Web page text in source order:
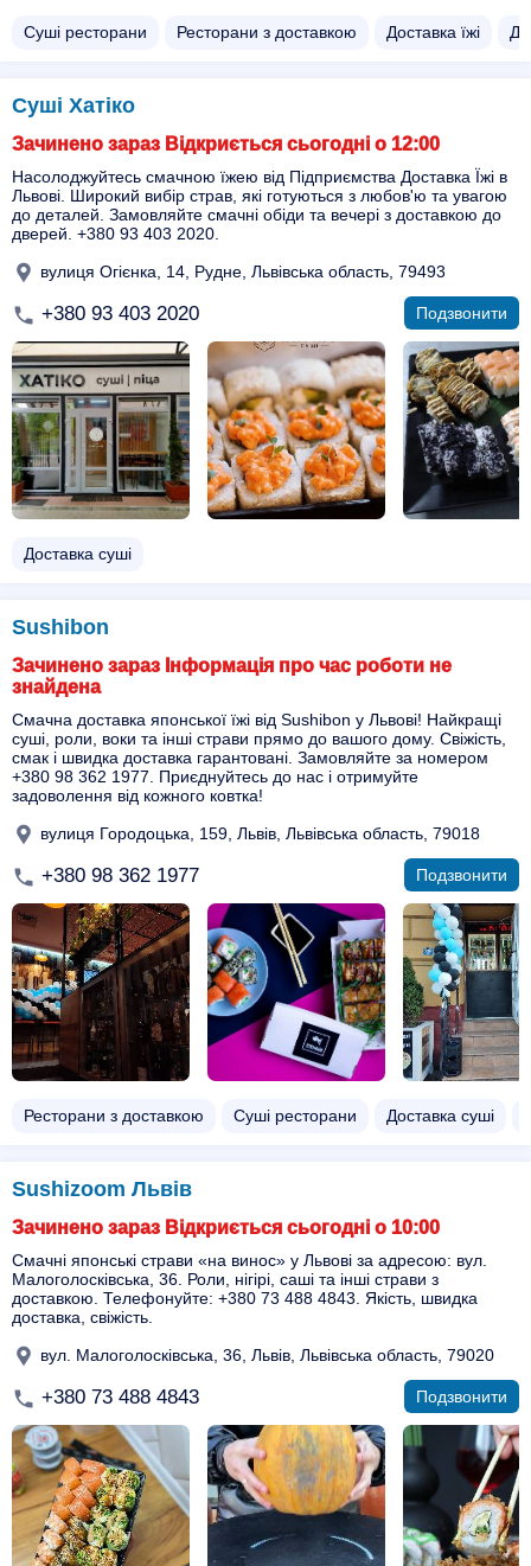
Суші ресторани Ресторани з доставкою Доставка їжі
Суші Хатіко
Зачинено зараз Відкриється сьогодні о 12:00
Насолоджуйтесь смачною їжею від Підприємства Доставка Їжі в
Львові. Широкий вибір страв, які готуються з любов'ю та увагою
до деталей. Замовляйте смачні обіди та вечері з доставкою до
дверей. +380 93 403 2020.
вулиця Огієнка, 14, Рудне, Львівська область, 79493
+380 93 403 2020 Подзвонити
Доставка суші
Sushibon
Зачинено зараз Інформація про час роботи не
знайдена
Смачна доставка японської їжі від Sushibon у Львові! Найкращі
суші, роли, воки та інші страви прямо до вашого дому. Свіжість,
смак і швидка доставка гарантовані. Замовляйте за номером
+380 98 362 1977. Приєднуйтесь до нас і отримуйте
задоволення від кожного ковтка!
вулиця Городоцька, 159, Львів, Львівська область, 79018
+380 98 362 1977 Подзвонити
Ресторани з доставкою Суші ресторани Доставка суші
Sushizoom Львів
Зачинено зараз Відкриється сьогодні о 10:00
Смачні японські страви «на винос» у Львові за адресою: вул.
Малоголосківська, 36. Роли, нігірі, саші та інші страви з
доставкою. Телефонуйте: +380 73 488 4843. Якість, швидка
доставка, свіжість.
вул. Малоголосківська, 36, Львів, Львівська область, 79020
+380 73 488 4843 Подзвонити